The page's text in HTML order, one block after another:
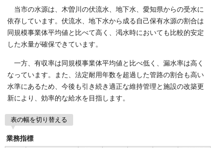
当市の水源は、木曽川の伏流水、地下水、愛知県からの受水に
依存しています。伏流水、地下水から成る自己保有水源の割合は
同規模事業体平均値と比べて高く、渇水時においても比較的安定
した水量が確保できています。
一方、有収率は同規模事業体平均値と比べ低く、漏水率は高く
なっています。また、法定耐用年数を超過した管路の割合も高い
水準にあるため、今後も引き続き適正な維持管理と施設の改築更
新により、効率的な給水を目指します。
表の幅を切り替える
業務指標